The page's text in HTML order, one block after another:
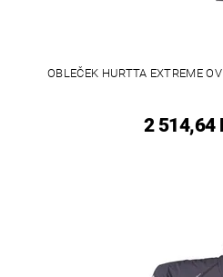
OBLEČEK HURTTA EXTREME
2 514,64